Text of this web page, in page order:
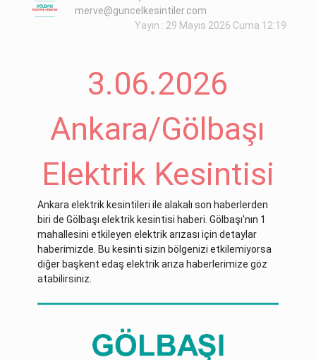
merve@guncelkesintiler.com
Yayın : 29 Mayıs 2026 Cuma 12:19
3.06.2026
Ankara/Gölbaşı
Elektrik Kesintisi
Ankara elektrik kesintileri ile alakalı son haberlerden
biri de Gölbaşı elektrik kesintisi haberi. Gölbaşı'nın 1
mahallesini etkileyen elektrik arızası için detaylar
haberimizde. Bu kesinti sizin bölgenizi etkilemiyorsa
diğer başkent edaş elektrik arıza haberlerimize göz
atabilirsiniz.